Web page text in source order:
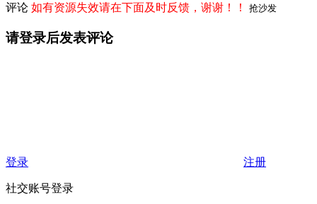
评论 如有资源失效请在下面及时反馈，谢谢！！ 抢沙发
请登录后发表评论
登录 注册
社交账号登录